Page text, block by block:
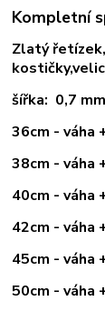
Kompletní
Zlatý
šířka: 0,7 mm
36cm - váha
38cm - váha
40cm - váha
42cm - váha
45cm - váha
50cm - váha